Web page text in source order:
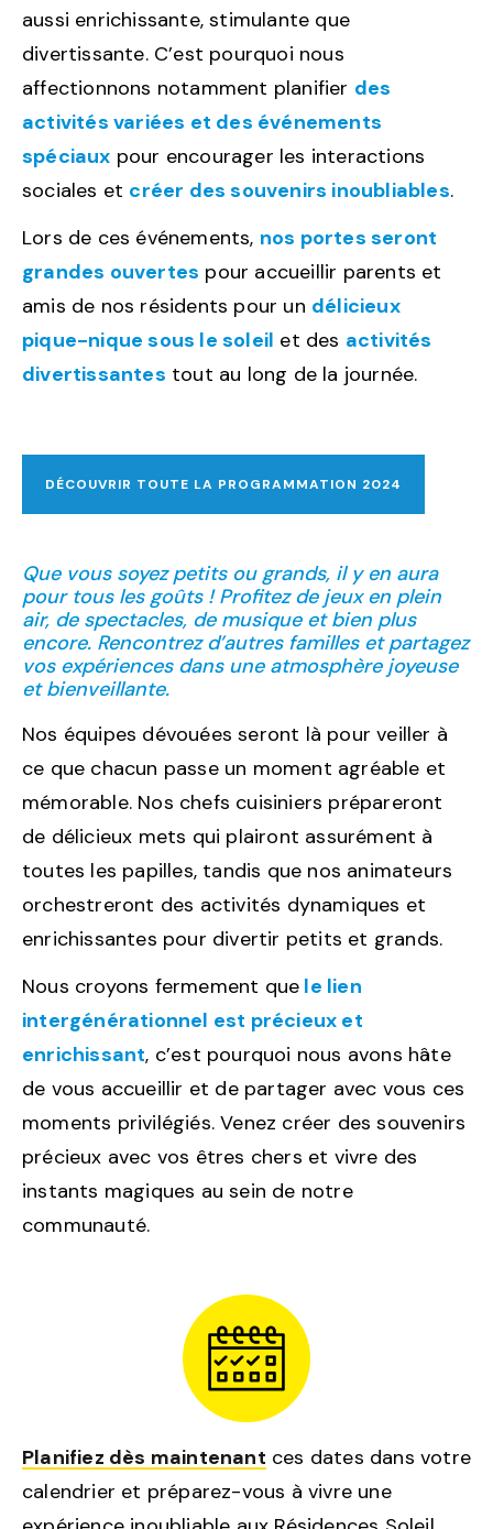
aussi enrichissante, stimulante que
divertissante. C’est pourquoi nous
affectionnons notamment planifier des
activités variées et des événements
spéciaux pour encourager les interactions
sociales et créer des souvenirs inoubliables.
Lors de ces événements, nos portes seront
grandes ouvertes pour accueillir parents et
amis de nos résidents pour un délicieux
pique-nique sous le soleil et des activités
divertissantes tout au long de la journée.
DÉCOUVRIR TOUTE LA PROGRAMMATION 2024
Que vous soyez petits ou grands, il y en aura
pour tous les goûts ! Profitez de jeux en plein
air, de spectacles, de musique et bien plus
encore. Rencontrez d’autres familles et partagez
vos expériences dans une atmosphère joyeuse
et bienveillante.
Nos équipes dévouées seront là pour veiller à
ce que chacun passe un moment agréable et
mémorable. Nos chefs cuisiniers prépareront
de délicieux mets qui plairont assurément à
toutes les papilles, tandis que nos animateurs
orchestreront des activités dynamiques et
enrichissantes pour divertir petits et grands.
Nous croyons fermement que le lien
intergénérationnel est précieux et
enrichissant, c’est pourquoi nous avons hâte
de vous accueillir et de partager avec vous ces
moments privilégiés. Venez créer des souvenirs
précieux avec vos êtres chers et vivre des
instants magiques au sein de notre
communauté.
Planifiez dès maintenant ces dates dans votre
calendrier et préparez-vous à vivre une